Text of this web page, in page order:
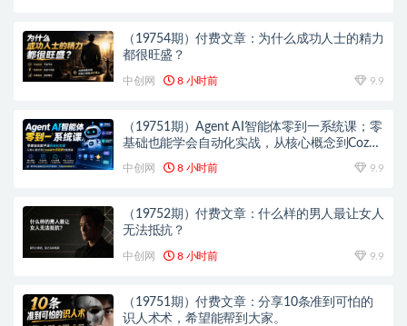
（19754期）付费文章：为什么成功人士的精力
都很旺盛？
中创网 8 小时前 9.9
（19751期）Agent AI智能体零到一系统课；零
基础也能学会自动化实战，从核心概念到Coze
中创网 8 小时前 9.9
（19752期）付费文章：什么样的男人最让女人
无法抵抗？
中创网 8 小时前 9.9
（19751期）付费文章：分享10条准到可怕的
识人术术，希望能帮到大家。